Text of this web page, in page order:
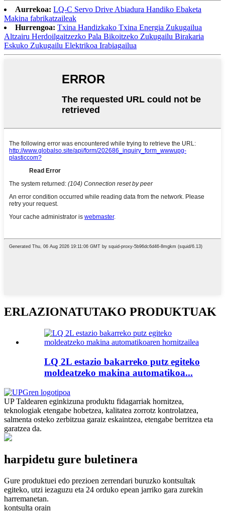
Aurrekoa: LQ-C Servo Drive Abiadura Handiko Ebaketa
Makina fabrikatzaileak
Hurrengoa: Txina Handizkako Txina Energia Zukugailua
Altzairu Herdoilgaitzezko Pala Bikoitzeko Zukugailu Birakaria
Eskuko Zukugailu Elektrikoa Irabiagailua
ERLAZIONATUTAKO PRODUKTUAK
LQ 2L estazio bakarreko putz egiteko
moldeatzeko makina automatikoa...
UP Taldearen eginkizuna produktu fidagarriak hornitzea,
teknologiak etengabe hobetzea, kalitatea zorrotz kontrolatzea,
salmenta osteko zerbitzua garaiz eskaintzea, etengabe berritzea eta
garatzea da.
harpidetu gure buletinera
Gure produktuei edo prezioen zerrendari buruzko kontsultak
egiteko, utzi iezaguzu eta 24 orduko epean jarriko gara zurekin
harremanetan.
kontsulta orain